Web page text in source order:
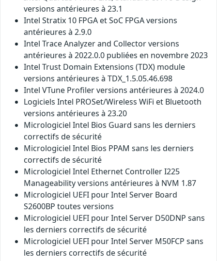
versions antérieures à 23.1
Intel Stratix 10 FPGA et SoC FPGA versions
antérieures à 2.9.0
Intel Trace Analyzer and Collector versions
antérieures à 2022.0.0 publiées en novembre 2023
Intel Trust Domain Extensions (TDX) module
versions antérieures à TDX_1.5.05.46.698
Intel VTune Profiler versions antérieures à 2024.0
Logiciels Intel PROSet/Wireless WiFi et Bluetooth
versions antérieures à 23.20
Micrologiciel Intel Bios Guard sans les derniers
correctifs de sécurité
Micrologiciel Intel Bios PPAM sans les derniers
correctifs de sécurité
Micrologiciel Intel Ethernet Controller I225
Manageability versions antérieures à NVM 1.87
Micrologiciel UEFI pour Intel Server Board
S2600BP toutes versions
Micrologiciel UEFI pour Intel Server D50DNP sans
les derniers correctifs de sécurité
Micrologiciel UEFI pour Intel Server M50FCP sans
les derniers correctifs de sécurité